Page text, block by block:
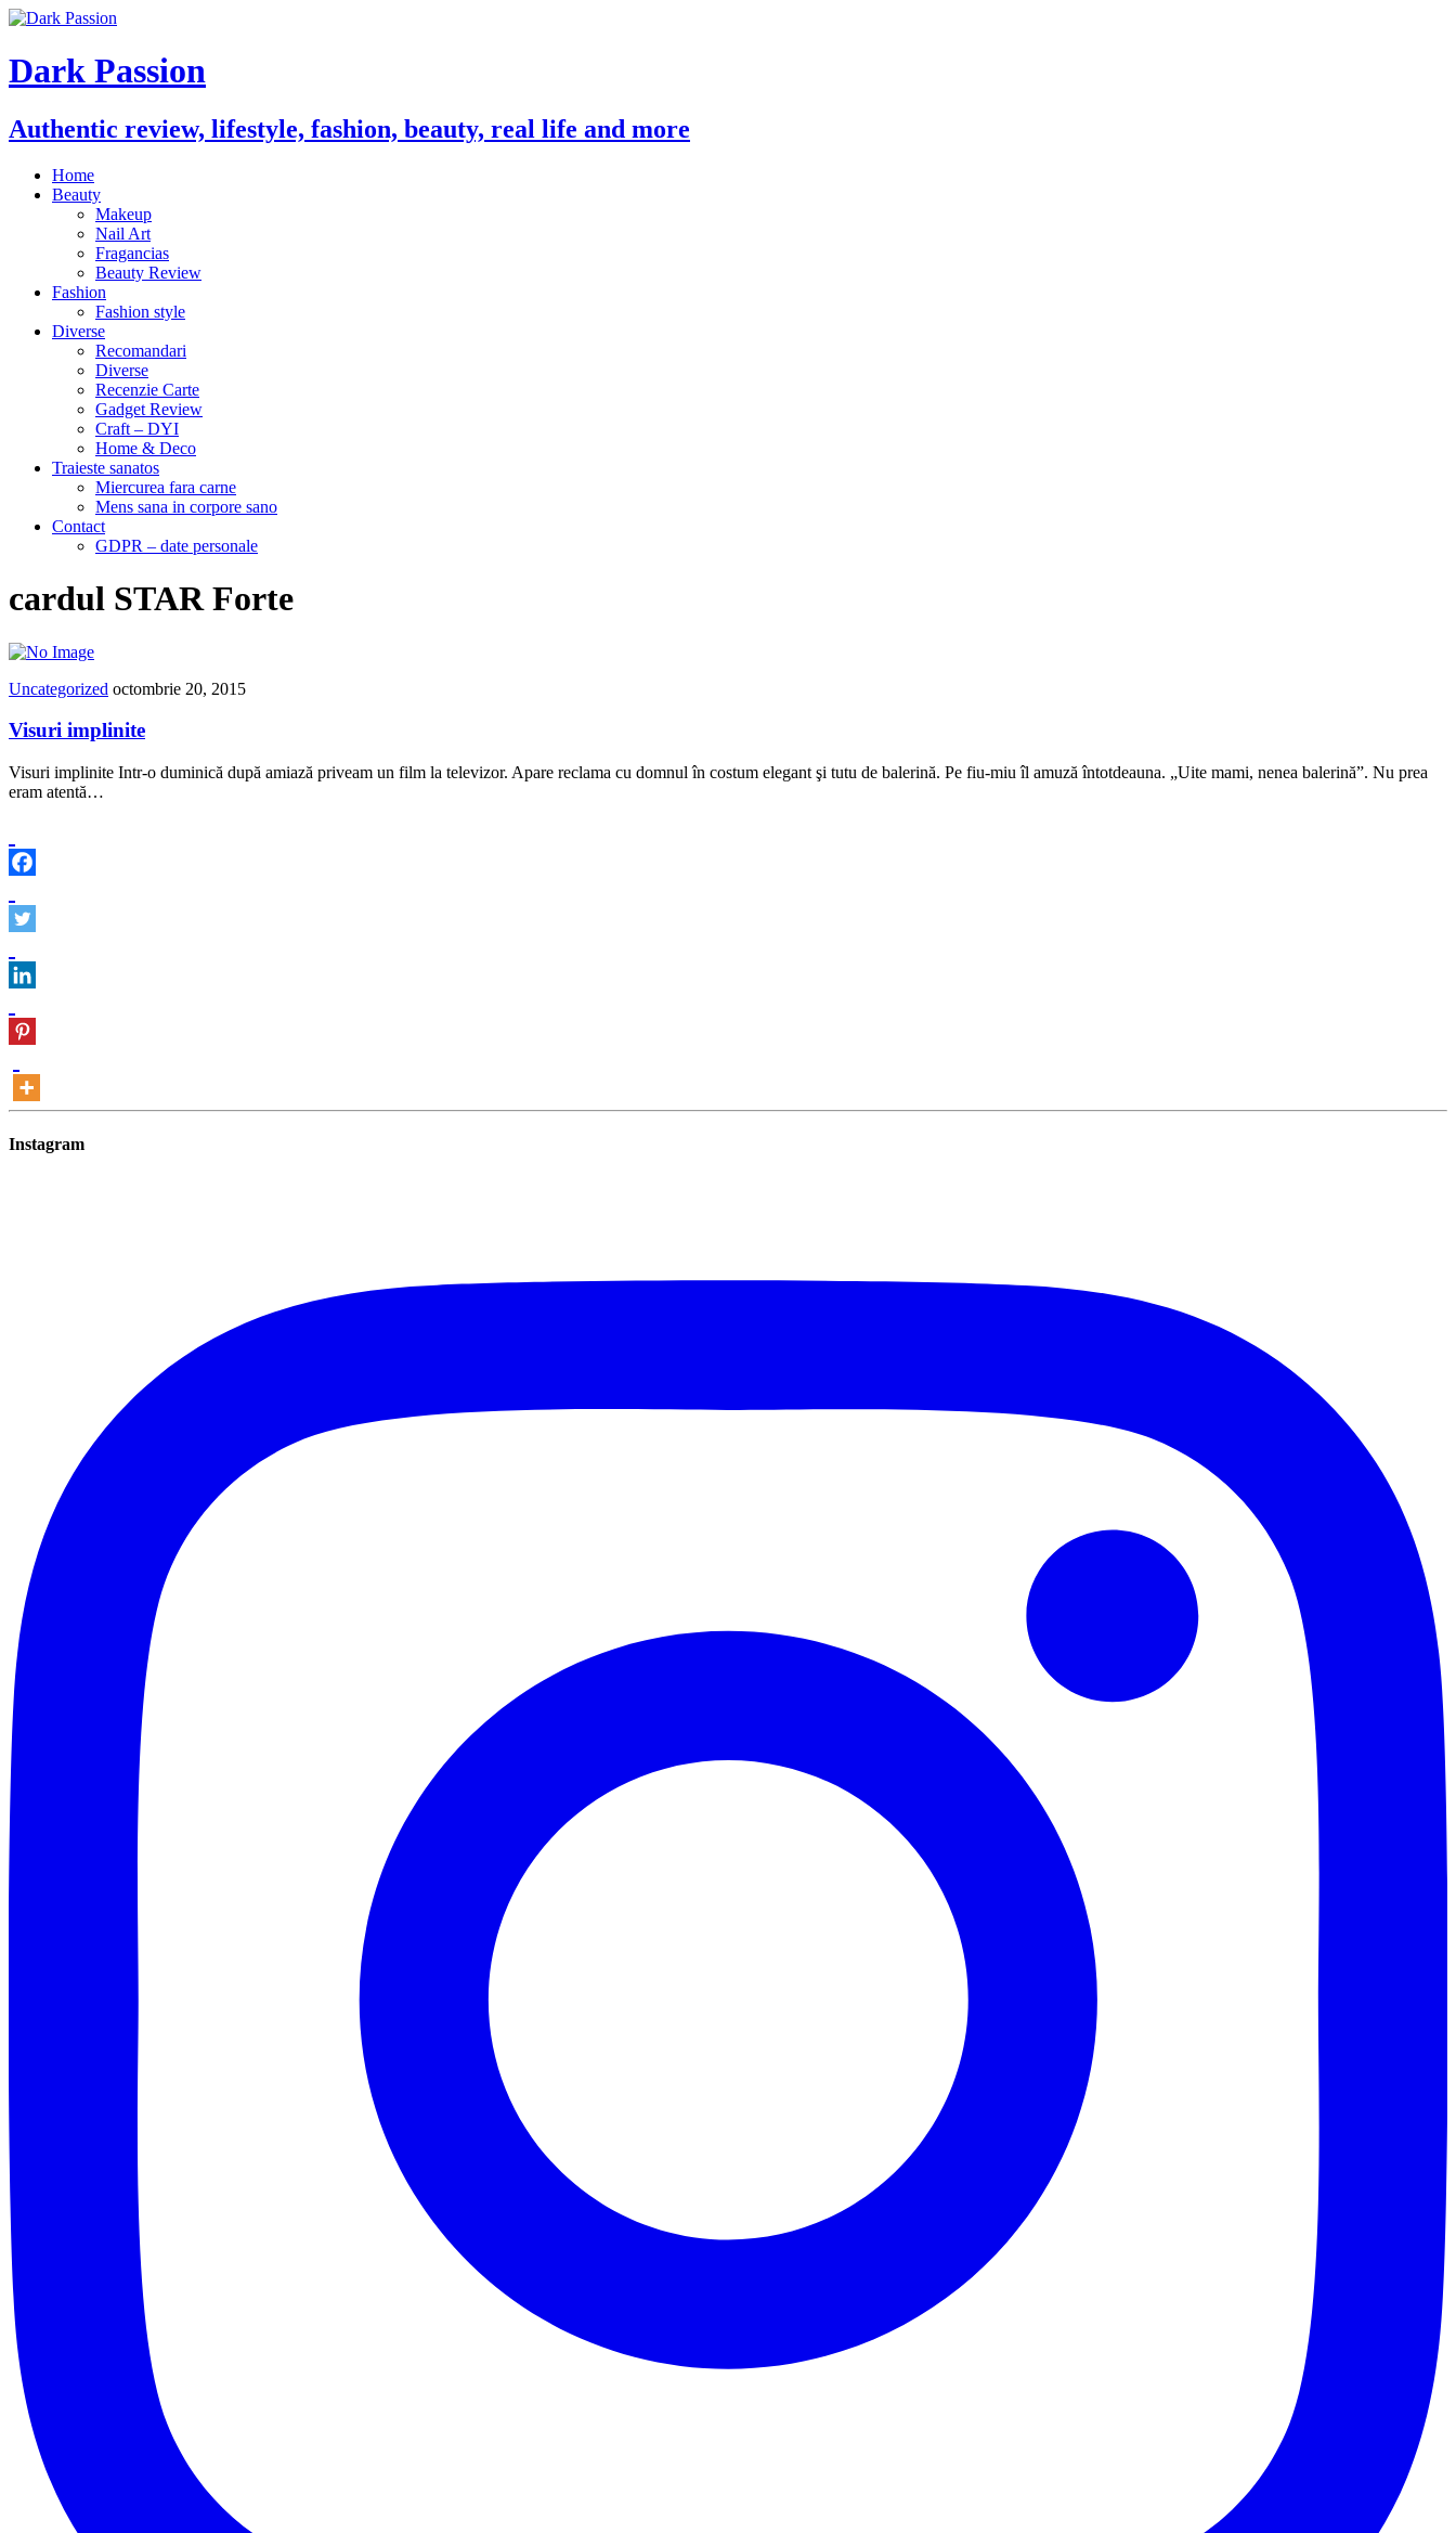
Dark Passion
Authentic review, lifestyle, fashion, beauty, real life and more
Home
Beauty
Makeup
Nail Art
Fragancias
Beauty Review
Fashion
Fashion style
Diverse
Recomandari
Diverse
Recenzie Carte
Gadget Review
Craft – DYI
Home & Deco
Traieste sanatos
Miercurea fara carne
Mens sana in corpore sano
Contact
GDPR – date personale
cardul STAR Forte
Uncategorized octombrie 20, 2015
Visuri implinite
Visuri implinite Intr-o duminică după amiază priveam un film la televizor. Apare reclama cu domnul în costum elegant şi tutu de balerină. Pe fiu-miu îl amuză întotdeauna. „Uite mami, nenea balerină”. Nu prea
eram atentă…
Instagram